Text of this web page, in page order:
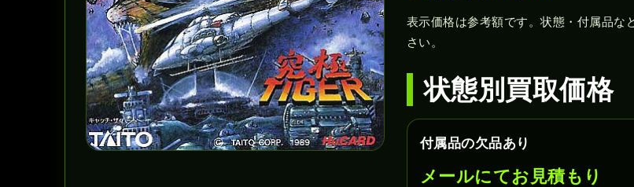
表示価格は参考額です。状態・付属品な
さい。
状態別買取価格
付属品の欠品あり
メールにてお見積もり